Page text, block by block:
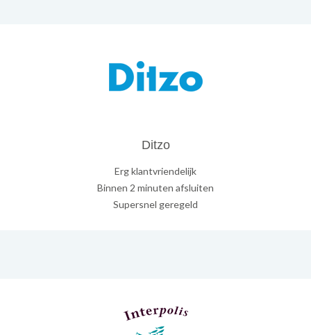
Ditzo
Erg klantvriendelijk
Binnen 2 minuten afsluiten
Supersnel geregeld